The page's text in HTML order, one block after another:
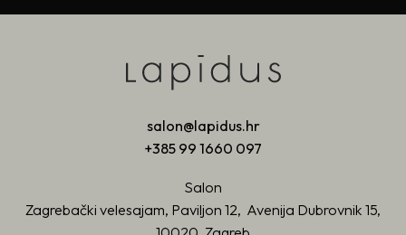
salon@lapidus.hr
+385 99 1660 097
Salon
Zagrebački velesajam, Paviljon 12, Avenija Dubrovnik 15,